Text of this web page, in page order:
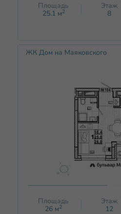
Площадь
25.1 м2
Этаж
8
ЖК Дом на Маяковского
Площадь
26 м2
Этаж
12